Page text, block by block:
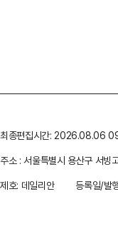
최종편집시간: 2026.08.06
주소 : 서울특별시 용산구 서
제호: 데일리안
등록일/발